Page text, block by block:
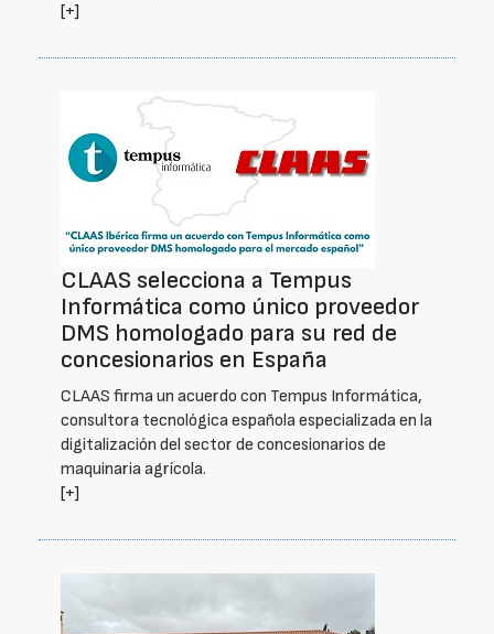
[+]
CLAAS selecciona a Tempus
Informática como único proveedor
DMS homologado para su red de
concesionarios en España
CLAAS firma un acuerdo con Tempus Informática,
consultora tecnológica española especializada en la
digitalización del sector de concesionarios de
maquinaria agrícola.
[+]